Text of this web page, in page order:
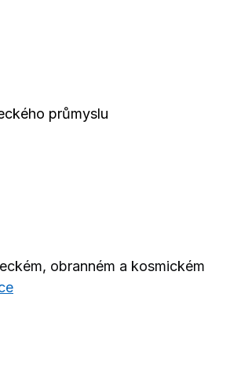
průmyslu
obranném a kosmickém